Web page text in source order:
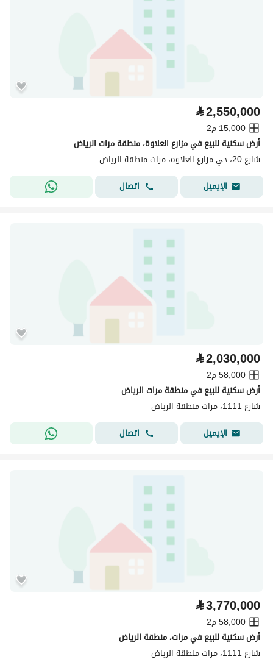
⃁2,550,000
15,000 م2
أرض سكنية للبيع في مزارع العلاوة، منطقة مرات الرياض
شارع 20، حي مزارع العلاوه، مرات منطقة الرياض
الإيميل
اتصال
⃁2,030,000
58,000 م2
أرض سكنية للبيع في منطقة مرات الرياض
شارع 1111، مرات منطقة الرياض
الإيميل
اتصال
⃁3,770,000
58,000 م2
أرض سكنية للبيع في مرات، منطقة الرياض
شارع 1111، مرات منطقة الرياض